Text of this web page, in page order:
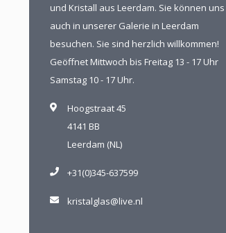
und Kristall aus Leerdam. Sie können uns
auch in unserer Galerie in Leerdam
besuchen. Sie sind herzlich willkommen!
Geöffnet Mittwoch bis Freitag 13 - 17 Uhr
Samstag 10 - 17 Uhr.
Hoogstraat 45
4141 BB
Leerdam (NL)
+31(0)345-637599
kristalglas@live.nl